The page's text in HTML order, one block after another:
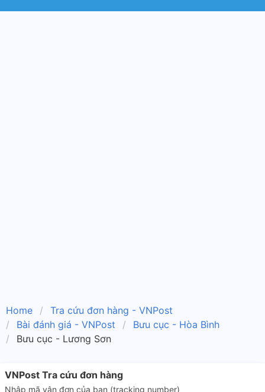
Home
Tra cứu đơn hàng - VNPost
Bài đánh giá - VNPost
Bưu cục - Hòa Bình
Bưu cục - Lương Sơn
VNPost Tra cứu đơn hàng
Nhập mã vận đơn của bạn (tracking number)